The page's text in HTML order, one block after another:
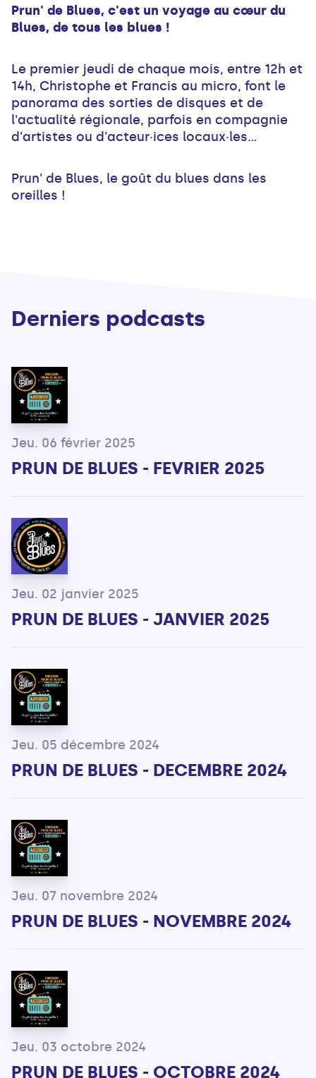
Prun' de Blues, c'est un voyage au cœur du
Blues, de tous les blues !
Le premier jeudi de chaque mois, entre 12h et
14h, Christophe et Francis au micro, font le
panorama des sorties de disques et de
l'actualité régionale, parfois en compagnie
d'artistes ou d'acteur·ices locaux·les...
Prun' de Blues, le goût du blues dans les
oreilles !
Derniers podcasts
Jeu. 06 février 2025
PRUN DE BLUES - FEVRIER 2025
Jeu. 02 janvier 2025
PRUN DE BLUES - JANVIER 2025
Jeu. 05 décembre 2024
PRUN DE BLUES - DECEMBRE 2024
Jeu. 07 novembre 2024
PRUN DE BLUES - NOVEMBRE 2024
Jeu. 03 octobre 2024
PRUN DE BLUES - OCTOBRE 2024